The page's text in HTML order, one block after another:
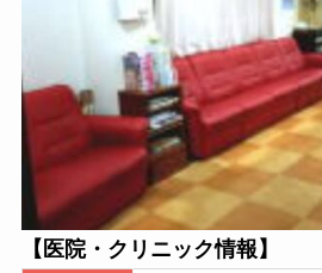
【医院・クリニック情報】